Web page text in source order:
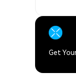
Get